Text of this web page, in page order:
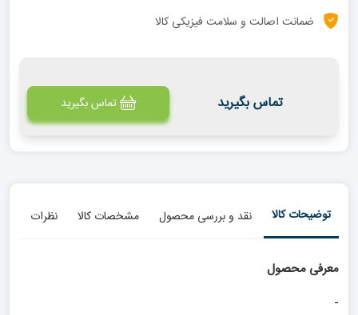
ضمانت اصالت و سلامت فیزیکی کالا
تماس بگیرید تماس بگیرید
توضیحات کالا نقد و بررسی محصول مشخصات کالا نظرات
معرفی محصول
-